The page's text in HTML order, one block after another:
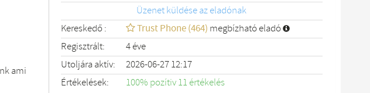
ami
Üzenet küldése az eladónak
Kereskedő :
Trust Phone (464) megbízható eladó
Regisztrált:
4 éve
Utoljára aktív:
2026-06-27 12:17
Értékelések:
100% pozítiv 11 értékelés